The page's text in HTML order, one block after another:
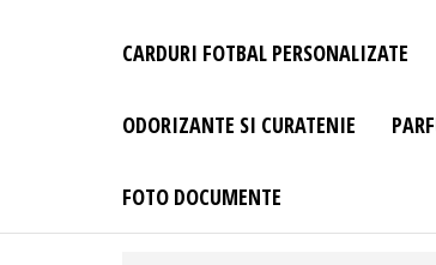
CARDURI FOTBAL PERSONALIZATE
ODORIZANTE SI CURATENIE
FOTO DOCUMENTE